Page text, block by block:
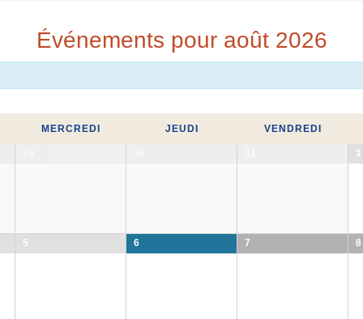
Événements pour août 2026
MERCREDI JEUDI VENDREDI
1
5 6 7 8